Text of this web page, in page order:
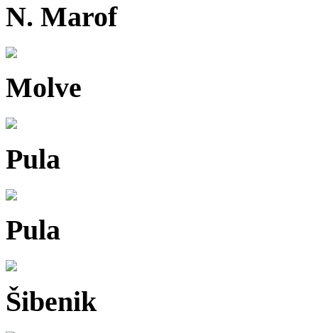
N. Marof
Molve
Pula
Pula
Šibenik